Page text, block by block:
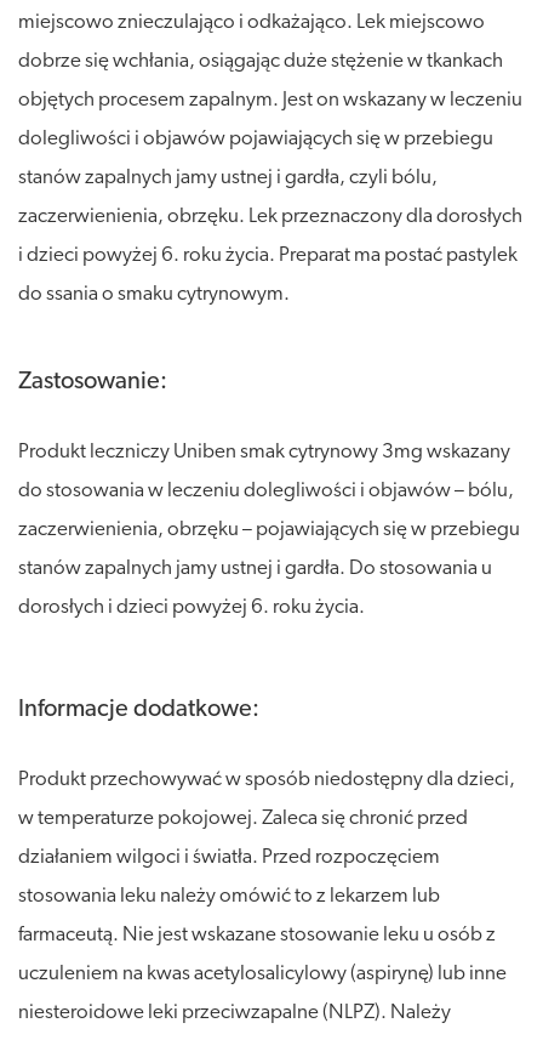
miejscowo znieczulająco i odkażająco. Lek miejscowo
dobrze się wchłania, osiągając duże stężenie w tkankach
objętych procesem zapalnym. Jest on wskazany w leczeniu
dolegliwości i objawów pojawiających się w przebiegu
stanów zapalnych jamy ustnej i gardła, czyli bólu,
zaczerwienienia, obrzęku. Lek przeznaczony dla dorosłych
i dzieci powyżej 6. roku życia. Preparat ma postać pastylek
do ssania o smaku cytrynowym.
Zastosowanie:
Produkt leczniczy Uniben smak cytrynowy 3mg wskazany
do stosowania w leczeniu dolegliwości i objawów – bólu,
zaczerwienienia, obrzęku – pojawiających się w przebiegu
stanów zapalnych jamy ustnej i gardła. Do stosowania u
dorosłych i dzieci powyżej 6. roku życia.
Informacje dodatkowe:
Produkt przechowywać w sposób niedostępny dla dzieci,
w temperaturze pokojowej. Zaleca się chronić przed
działaniem wilgoci i światła. Przed rozpoczęciem
stosowania leku należy omówić to z lekarzem lub
farmaceutą. Nie jest wskazane stosowanie leku u osób z
uczuleniem na kwas acetylosalicylowy (aspirynę) lub inne
niesteroidowe leki przeciwzapalne (NLPZ). Należy